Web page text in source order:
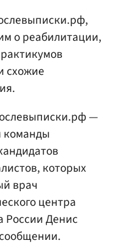
о реабилитации,
схожие
—
команды
которых
врач
центра
России Денис